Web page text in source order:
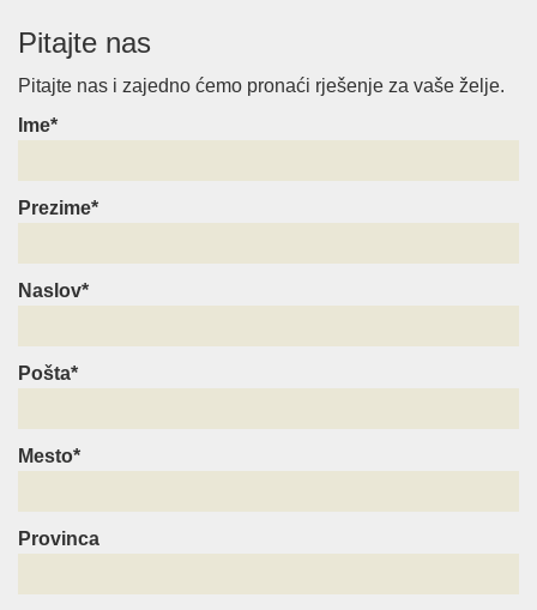
Pitajte nas
Pitajte nas i zajedno ćemo pronaći rješenje za vaše želje.
Ime*
Prezime*
Naslov*
Pošta*
Mesto*
Provinca